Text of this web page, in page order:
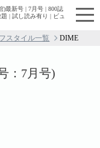
)最新号 | 7月号 | 800誌
| 試し読み有り | ビュ
スタイル一覧 DIME
：7月号)